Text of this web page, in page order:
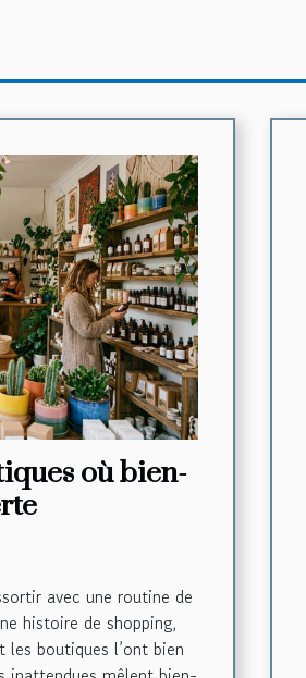
où bien-
avec une routine de
histoire de shopping,
les boutiques l’ont bien